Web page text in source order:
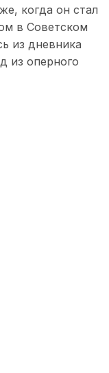
когда он стал
в Советском
из дневника
из оперного